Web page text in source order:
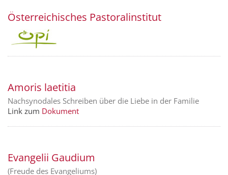
Österreichisches Pastoralinstitut
Amoris laetitia
Nachsynodales Schreiben über die Liebe in der Familie
Link zum Dokument
Evangelii Gaudium
(Freude des Evangeliums)